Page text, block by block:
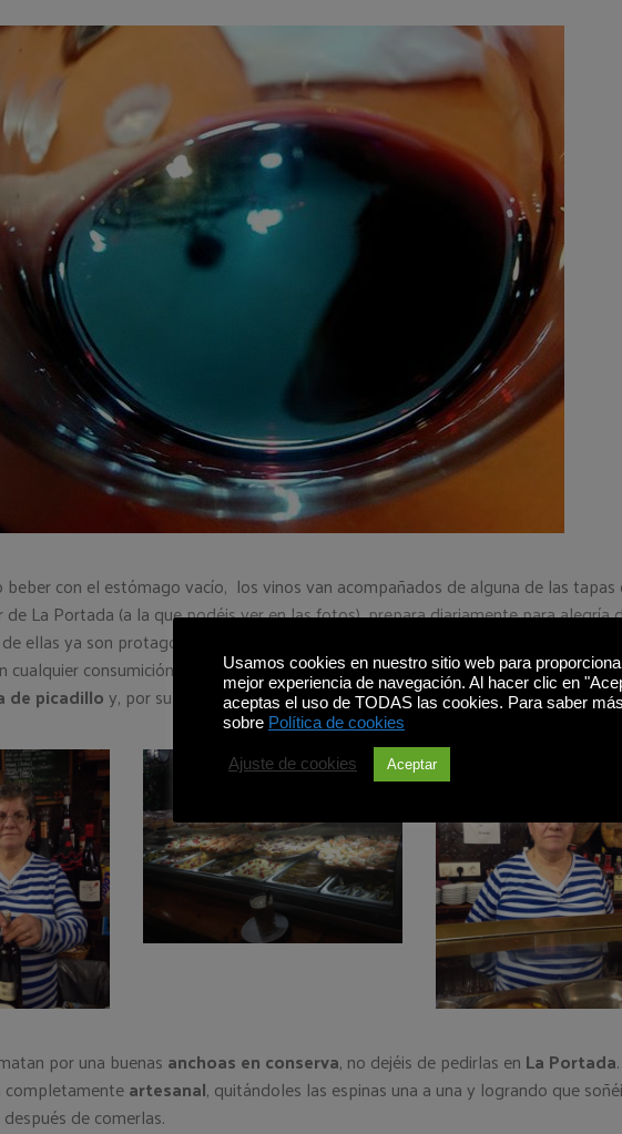
beber con el estómago vacío, los vinos van acompañados de alguna de las tapas
La Portada (a la que podéis ver en las fotos), prepara diariamente para alegría
ellas ya son protagonistas de un día fijo de la semana, como los
cualquier consumición. Y otras, son un clásico de cada temporada:sopas de ajo,
de picadilloy, por supuesto, lostorreznos.
por una buenas anchoas en conserva, no dejéis de pedirlas en La Portada
completamenteartesanal, quitándoles las espinas una a una y logrando que
de comerlas.
Usamos cookies en nuestro sitio web para
mejor experiencia de navegación. Al hacer clic en
aceptas el uso de TODAS las cookies. Para saber
sobre Política de cookies
Ajuste de cookies Aceptar